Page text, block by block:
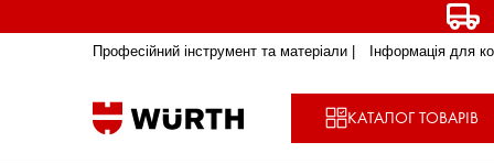
Професійний інструмент та матеріали | Інформація для
КАТАЛОГ ТОВАРІВ